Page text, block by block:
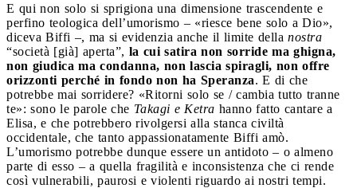
E qui non solo si sprigiona una dimensione trascendente e
perfino teologica dell’umorismo – «riesce bene solo a Dio»,
diceva Biffi –, ma si evidenzia anche il limite della nostra
“società [già] aperta”, la cui satira non sorride ma ghigna,
non giudica ma condanna, non lascia spiragli, non offre
orizzonti perché in fondo non ha Speranza. E di che
potrebbe mai sorridere? «Ritorni solo se / cambia tutto tranne
te»: sono le parole che Takagi e Ketra hanno fatto cantare a
Elisa, e che potrebbero rivolgersi alla stanca civiltà
occidentale, che tanto appassionatamente Biffi amò.
L’umorismo potrebbe dunque essere un antidoto – o almeno
parte di esso – a quella fragilità e inconsistenza che ci rende
così vulnerabili, paurosi e violenti riguardo ai nostri tempi.